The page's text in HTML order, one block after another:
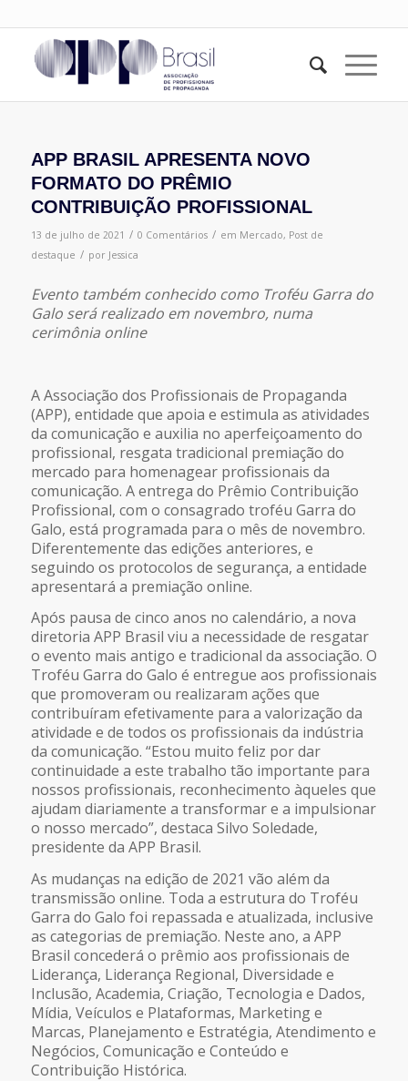
APP BRASIL APRESENTA NOVO
FORMATO DO PRÊMIO
CONTRIBUIÇÃO PROFISSIONAL
13 de julho de 2021 / 0 Comentários / em Mercado, Post de
destaque / por Jessica
Evento também conhecido como Troféu Garra do
Galo será realizado em novembro, numa
cerimônia online
A Associação dos Profissionais de Propaganda
(APP), entidade que apoia e estimula as atividades
da comunicação e auxilia no aperfeiçoamento do
profissional, resgata tradicional premiação do
mercado para homenagear profissionais da
comunicação. A entrega do Prêmio Contribuição
Profissional, com o consagrado troféu Garra do
Galo, está programada para o mês de novembro.
Diferentemente das edições anteriores, e
seguindo os protocolos de segurança, a entidade
apresentará a premiação online.
Após pausa de cinco anos no calendário, a nova
diretoria APP Brasil viu a necessidade de resgatar
o evento mais antigo e tradicional da associação. O
Troféu Garra do Galo é entregue aos profissionais
que promoveram ou realizaram ações que
contribuíram efetivamente para a valorização da
atividade e de todos os profissionais da indústria
da comunicação. “Estou muito feliz por dar
continuidade a este trabalho tão importante para
nossos profissionais, reconhecimento àqueles que
ajudam diariamente a transformar e a impulsionar
o nosso mercado”, destaca Silvo Soledade,
presidente da APP Brasil.
As mudanças na edição de 2021 vão além da
transmissão online. Toda a estrutura do Troféu
Garra do Galo foi repassada e atualizada, inclusive
as categorias de premiação. Neste ano, a APP
Brasil concederá o prêmio aos profissionais de
Liderança, Liderança Regional, Diversidade e
Inclusão, Academia, Criação, Tecnologia e Dados,
Mídia, Veículos e Plataformas, Marketing e
Marcas, Planejamento e Estratégia, Atendimento e
Negócios, Comunicação e Conteúdo e
Contribuição Histórica.